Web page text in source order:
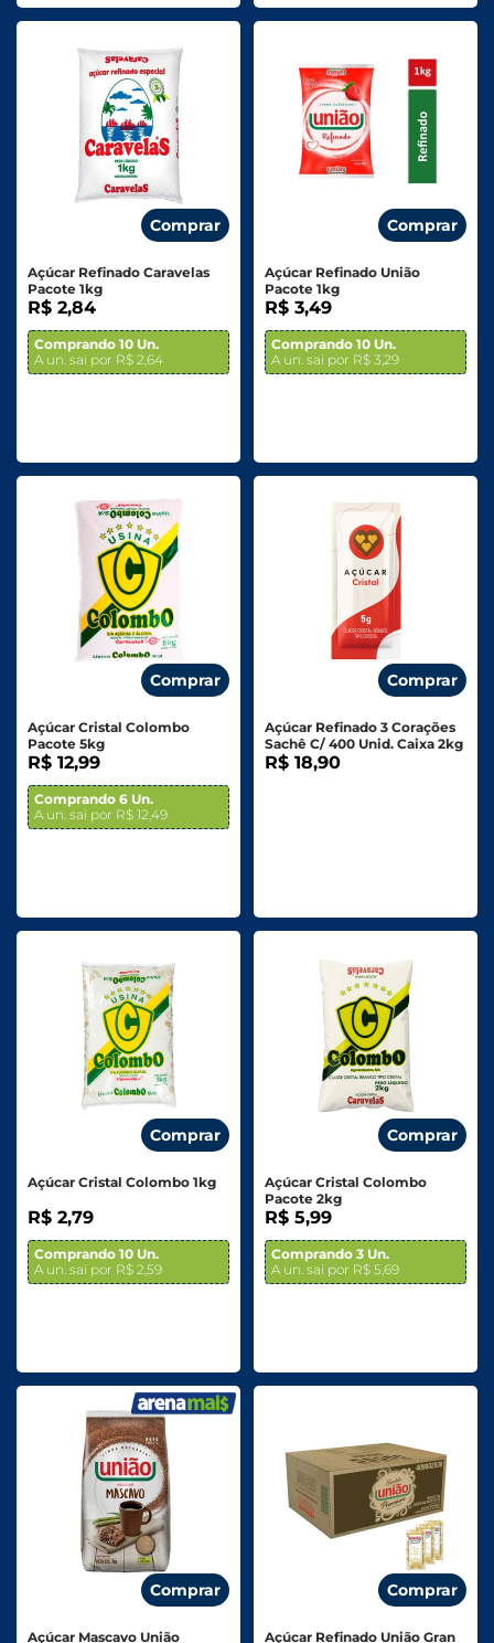
Comprar
Açúcar Refinado Caravelas
Pacote 1kg
R$ 2,84
Comprando 10 Un.
A un. sai por R$ 2,64
Comprar
Açúcar Refinado União
Pacote 1kg
R$ 3,49
Comprando 10 Un.
A un. sai por R$ 3,29
Comprar
Açúcar Cristal Colombo
Pacote 5kg
R$ 12,99
Comprando 6 Un.
A un. sai por R$ 12,49
Comprar
Açúcar Refinado 3 Corações
Sachê C/ 400 Unid. Caixa 2kg
R$ 18,90
Comprar
Açúcar Cristal Colombo 1kg
R$ 2,79
Comprando 10 Un.
A un. sai por R$ 2,59
Comprar
Açúcar Cristal Colombo
Pacote 2kg
R$ 5,99
Comprando 3 Un.
A un. sai por R$ 5,69
Comprar
Açúcar Mascavo União
Comprar
Açúcar Refinado União Gran